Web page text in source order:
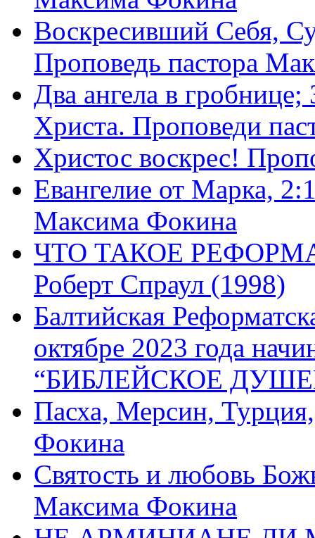
Воскресивший Себя,
Проповедь пастора
Два ангела в
Христа. Проповеди
Христос воскрес!
Евангелие от Марка,
Максима Фокина
ЧТО ТАКОЕ
Роберт Спраул (1998)
Балтийская
октябре 2023 года
“БИБЛЕЙСКОЕ
Пасха, Мерсин,
Фокина
Святость и любовь
Максима Фокина